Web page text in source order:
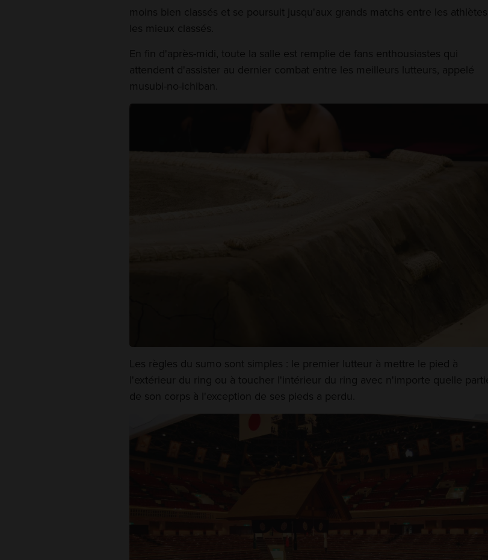
moins bien classés et se poursuit jusqu'aux grands matchs entre les athlètes
les mieux classés.
En fin d'après-midi, toute la salle est remplie de fans enthousiastes qui
attendent d'assister au dernier combat entre les meilleurs lutteurs, appelé
musubi-no-ichiban.
Les règles du sumo sont simples : le premier lutteur à mettre le pied à
l'extérieur du ring ou à toucher l'intérieur du ring avec n'importe quelle
de son corps à l'exception de ses pieds a perdu.